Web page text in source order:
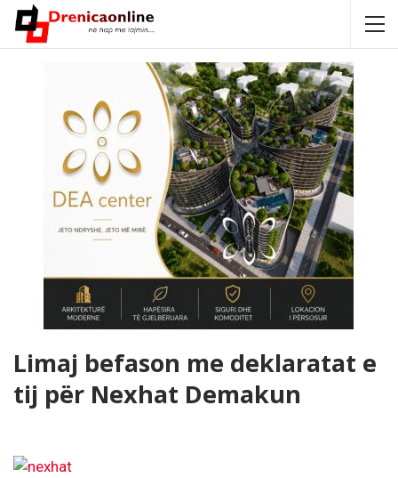
Limaj befason me deklaratat e
tij për Nexhat Demakun